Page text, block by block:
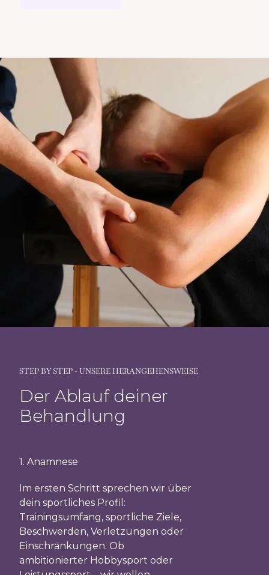
STEP BY STEP - UNSERE HERANGEHENSWEISE
Der Ablauf deiner
Behandlung
1. Anamnese
Im ersten Schritt sprechen wir über
dein sportliches Profil:
Trainingsumfang, sportliche Ziele,
Beschwerden, Verletzungen oder
Einschränkungen. Ob
ambitionierter Hobbysport oder